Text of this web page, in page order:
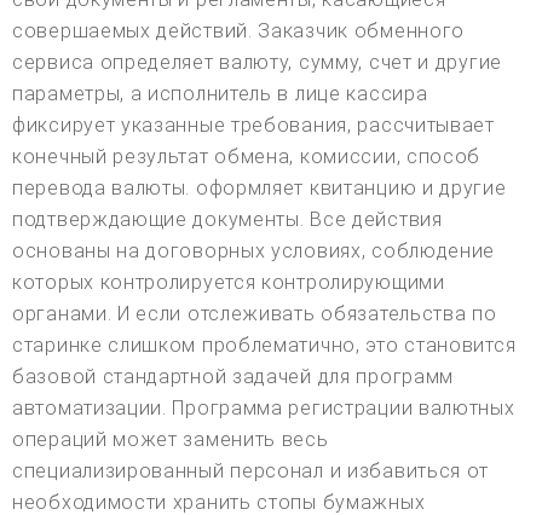
совершаемых действий. Заказчик обменного
сервиса определяет валюту, сумму, счет и другие
параметры, а исполнитель в лице кассира
фиксирует указанные требования, рассчитывает
конечный результат обмена, комиссии, способ
перевода валюты. оформляет квитанцию и другие
подтверждающие документы. Все действия
основаны на договорных условиях, соблюдение
которых контролируется контролирующими
органами. И если отслеживать обязательства по
старинке слишком проблематично, это становится
базовой стандартной задачей для программ
автоматизации. Программа регистрации валютных
операций может заменить весь
специализированный персонал и избавиться от
необходимости хранить стопы бумажных